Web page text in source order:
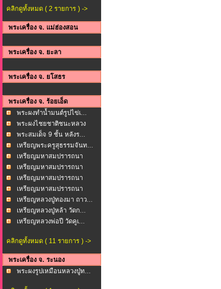
คลิกดูทั้งหมด ( 2 รายการ ) ->
พระเครื่อง จ. แม่ฮ่องสอน
พระเครื่อง จ. ยะลา
พระเครื่อง จ. ยโสธร
พระเครื่อง จ. ร้อยเอ็ด
พระผงทำน้ำมนต์รูปไข่เ...
พระผงไชยชาติชนะหลวง
พ่อ... พระสมเด็จ 9 ชั้น หลังร...
เหรียญพระครูสุธรรมจันท...
เหรียญมหาสมปรารถนา
หลวง...เหรียญมหาสมปรารถนา
หลวง...เหรียญมหาสมปรารถนา
หลวง...เหรียญมหาสมปรารถนา
หลวง...เหรียญหลวงปู่ทองมา ถาว...
เหรียญหลวงปู่หล้า วัดก...
เหรียญหลวงพ่อปี วัดคูเ...
คลิกดูทั้งหมด ( 11 รายการ ) ->
พระเครื่อง จ. ระนอง
พระผงรูปเหมือนหลวงปู่ท...